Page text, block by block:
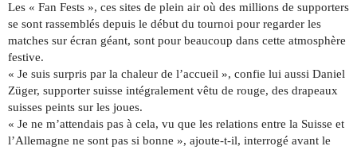
Les « Fan Fests », ces sites de plein air où des millions de supporters
se sont rassemblés depuis le début du tournoi pour regarder les
matches sur écran géant, sont pour beaucoup dans cette atmosphère
festive.
« Je suis surpris par la chaleur de l’accueil », confie lui aussi Daniel
Züger, supporter suisse intégralement vêtu de rouge, des drapeaux
suisses peints sur les joues.
« Je ne m’attendais pas à cela, vu que les relations entre la Suisse et
l’Allemagne ne sont pas si bonne », ajoute-t-il, interrogé avant le